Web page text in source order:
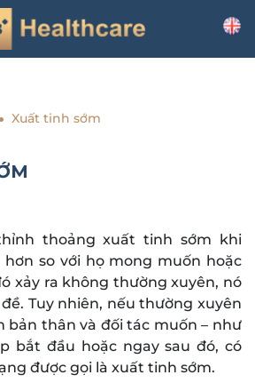
Xuất tinh sớm
thoảng xuất tinh sớm khi
so với họ mong muốn hoặc
xảy ra không thường xuyên, nó
Tuy nhiên, nếu thường xuyên
bản thân và đối tác muốn – như
bắt đầu hoặc ngay sau đó, có
được gọi là xuất tinh sớm.